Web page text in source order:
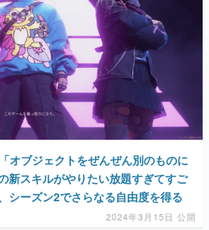
オブジェクトをぜんぜん別のものに
新スキルがやりたい放題すぎてすご
シーズン2でさらなる自由度を得る
2024年3月15日 公開